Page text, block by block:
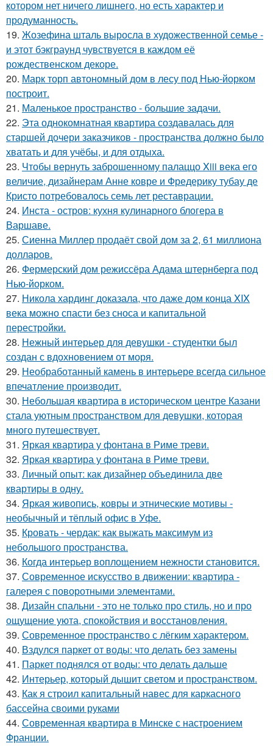
котором нет ничего лишнего, но есть характер и
продуманность.
19. Жозефина шталь выросла в художественной семье -
и этот бэкграунд чувствуется в каждом её
рождественском декоре.
20. Марк торп автономный дом в лесу под Нью-йорком
построит.
21. Маленькое пространство - большие задачи.
22. Эта однокомнатная квартира создавалась для
старшей дочери заказчиков - пространства должно было
хватать и для учёбы, и для отдыха.
23. Чтобы вернуть заброшенному палаццо Xiii века его
величие, дизайнерам Анне ковре и Фредерику тубау де
Кристо потребовалось семь лет реставрации.
24. Инста - остров: кухня кулинарного блогера в
Варшаве.
25. Сиенна Миллер продаёт свой дом за 2, 61 миллиона
долларов.
26. Фермерский дом режиссёра Адама штернберга под
Нью-йорком.
27. Никола хардинг доказала, что даже дом конца XIX
века можно спасти без сноса и капитальной
перестройки.
28. Нежный интерьер для девушки - студентки был
создан с вдохновением от моря.
29. Необработанный камень в интерьере всегда сильное
впечатление производит.
30. Небольшая квартира в историческом центре Казани
стала уютным пространством для девушки, которая
много путешествует.
31. Яркая квартира у фонтана в Риме треви.
32. Яркая квартира у фонтана в Риме треви.
33. Личный опыт: как дизайнер объединила две
квартиры в одну.
34. Яркая живопись, ковры и этнические мотивы -
необычный и тёплый офис в Уфе.
35. Кровать - чердак: как выжать максимум из
небольшого пространства.
36. Когда интерьер воплощением нежности становится.
37. Современное искусство в движении: квартира -
галерея с поворотными элементами.
38. Дизайн спальни - это не только про стиль, но и про
ощущение уюта, спокойствия и восстановления.
39. Современное пространство с лёгким характером.
40. Вздулся паркет от воды: что делать без замены
41. Паркет поднялся от воды: что делать дальше
42. Интерьер, который дышит светом и пространством.
43. Как я строил капитальный навес для каркасного
бассейна своими руками
44. Современная квартира в Минске с настроением
Франции.